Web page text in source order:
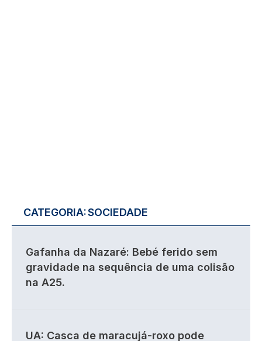
CATEGORIA:SOCIEDADE
Gafanha da Nazaré: Bebé ferido sem
gravidade na sequência de uma colisão
na A25.
UA: Casca de maracujá-roxo pode